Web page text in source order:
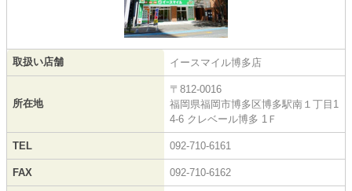
取扱い店舗 イースマイル博多店
所在地
〒812-0016
福岡県福岡市博多区博多駅南１丁目1
4-6 クレベール博多 1Ｆ
TEL 092-710-6161
FAX 092-710-6162